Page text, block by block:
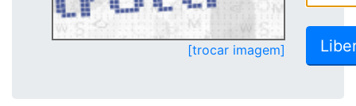
[trocar imagem]